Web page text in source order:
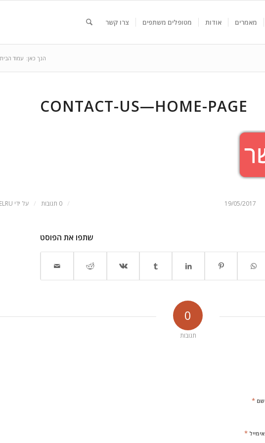
מאמרים אודות מטופלים משתפים צרו קשר
הנך כאן: עמוד הבית
CONTACT-US—HOME-PAGE
19/05/2017
/ 0 תגובות / על ידי
שתפו את הפוסט
0
תגובות
שם *
אימייל *